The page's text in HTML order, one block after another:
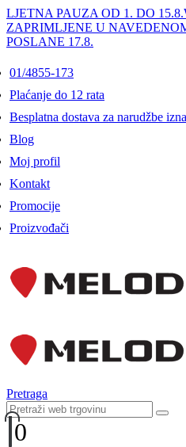
LJETNA PAUZA OD 1. DO 15.8.
ZAPRIMLJENE U
POSLANE 17.8.
01/4855-173
Plaćanje do 12 rata
Besplatna dostava za narudžbe
Blog
Moj profil
Kontakt
Promocije
Proizvođači
Pretraga
0